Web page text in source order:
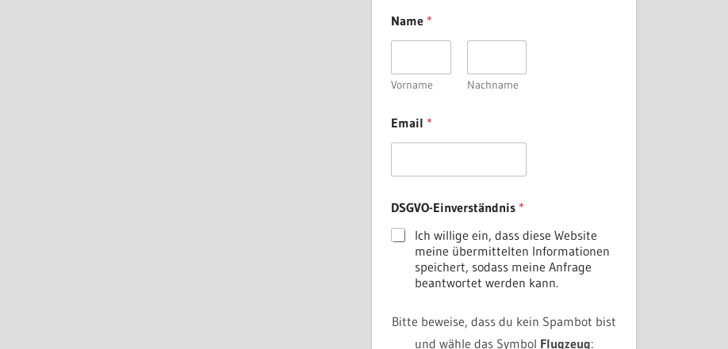
Name*
Vorname Nachname
S
G
E
i
n
v
ä
Email*
DSGVO-Einverständnis*
Ich willige ein, dass diese Website
meine übermittelten Informationen
speichert, sodass meine Anfrage
beantwortet werden kann.
Bitte beweise, dass du kein Spambot bist
und wähle das Symbol Flugzeug: